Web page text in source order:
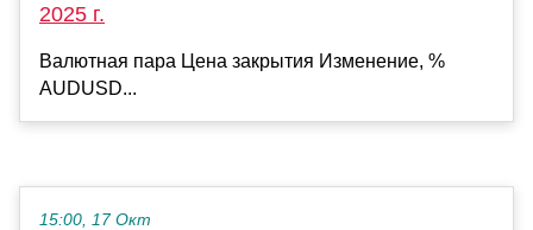
2025 г.
Валютная пара Цена закрытия Изменение, %
AUDUSD...
15:00, 17 Окт